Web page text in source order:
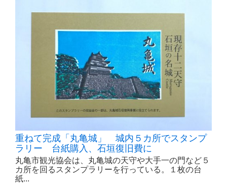
重ねて完成「丸亀城」 城内５カ所でスタンプ
ラリー 台紙購入、石垣復旧費に
丸亀市観光協会は、丸亀城の天守や大手一の門など５
カ所を回るスタンプラリーを行っている。１枚の台
紙...